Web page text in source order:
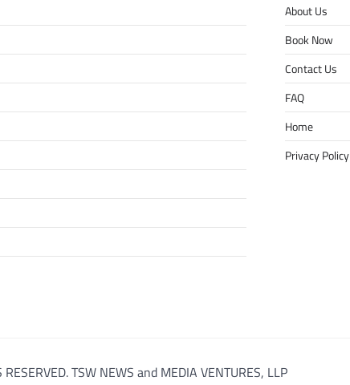
About Us
Book Now
Contact Us
FAQ
Home
Privacy Policy
TSW NEWS and MEDIA VENTURES, LLP